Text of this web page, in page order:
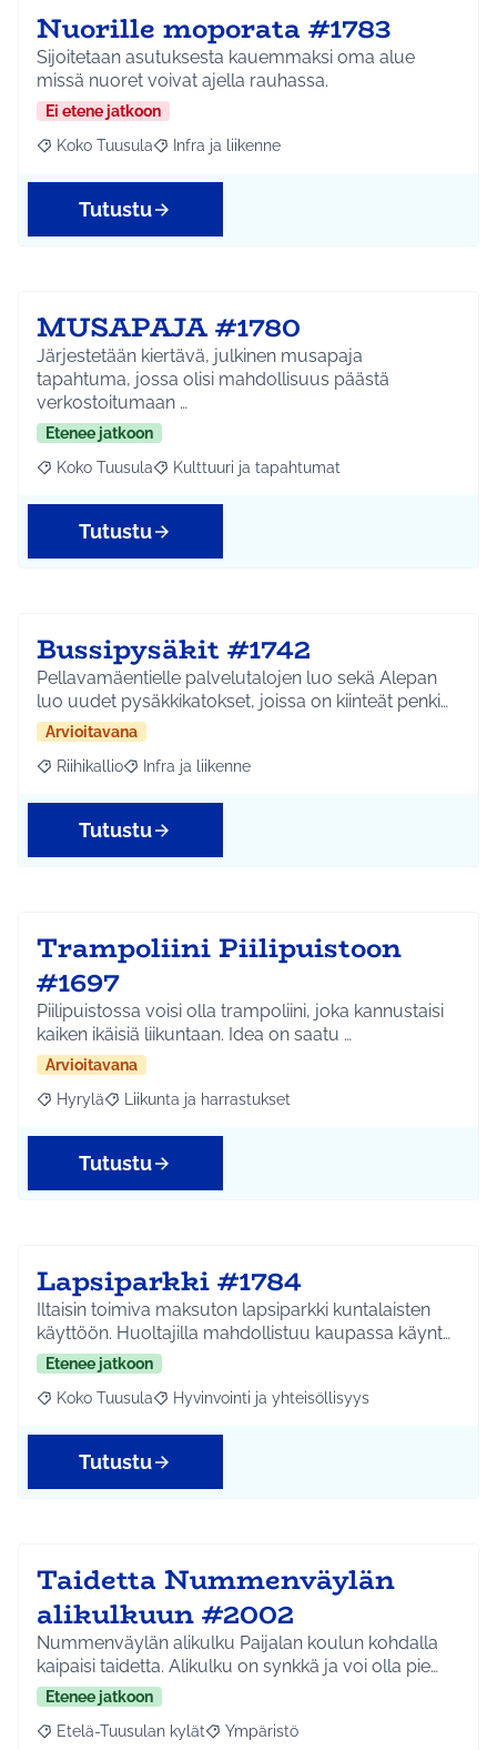
Nuorille moporata #1783
Sijoitetaan asutuksesta kauemmaksi oma alue
missä nuoret voivat ajella rauhassa.
Ei etene jatkoon
Rajaa tulokset aihepiirin mukaan: Koko Tuusula
Koko Tuusula Rajaa tulokset teeman mukaan: Infra ja liikenne
Infra ja liikenne
Tutustu
MUSAPAJA #1780
Järjestetään kiertävä, julkinen musapaja
tapahtuma, jossa olisi mahdollisuus päästä
verkostoitumaan …
Etenee jatkoon
Rajaa tulokset aihepiirin mukaan: Koko Tuusula
Koko Tuusula Rajaa tulokset teeman mukaan: Kulttuuri ja
Kulttuuri ja tapahtumat
Tutustu
Bussipysäkit #1742
Pellavamäentielle palvelutalojen luo sekä Alepan
luo uudet pysäkkikatokset, joissa on kiinteät penki…
Arvioitavana
Rajaa tulokset aihepiirin mukaan: Riihikallio
Riihikallio Rajaa tulokset teeman mukaan: Infra ja liikenne
Infra ja liikenne
Tutustu
Trampoliini Piilipuistoon
#1697
Piilipuistossa voisi olla trampoliini, joka kannustaisi
kaiken ikäisiä liikuntaan. Idea on saatu …
Arvioitavana
Rajaa tulokset aihepiirin mukaan: Hyrylä
Hyrylä Rajaa tulokset teeman mukaan: Liikunta ja
Liikunta ja harrastukset
Tutustu
Lapsiparkki #1784
Iltaisin toimiva maksuton lapsiparkki kuntalaisten
käyttöön. Huoltajilla mahdollistuu kaupassa käynt…
Etenee jatkoon
Rajaa tulokset aihepiirin mukaan: Koko Tuusula
Koko Tuusula Rajaa tulokset teeman mukaan: Hyvinvointi ja
Hyvinvointi ja yhteisöllisyys
Tutustu
Taidetta Nummenväylän
alikulkuun #2002
Nummenväylän alikulku Paijalan koulun kohdalla
kaipaisi taidetta. Alikulku on synkkä ja voi olla pie…
Etenee jatkoon
Rajaa tulokset aihepiirin mukaan: Etelä-Tuusulan kylät
Etelä-Tuusulan kylät Rajaa tulokset teeman mukaan:
Ympäristö